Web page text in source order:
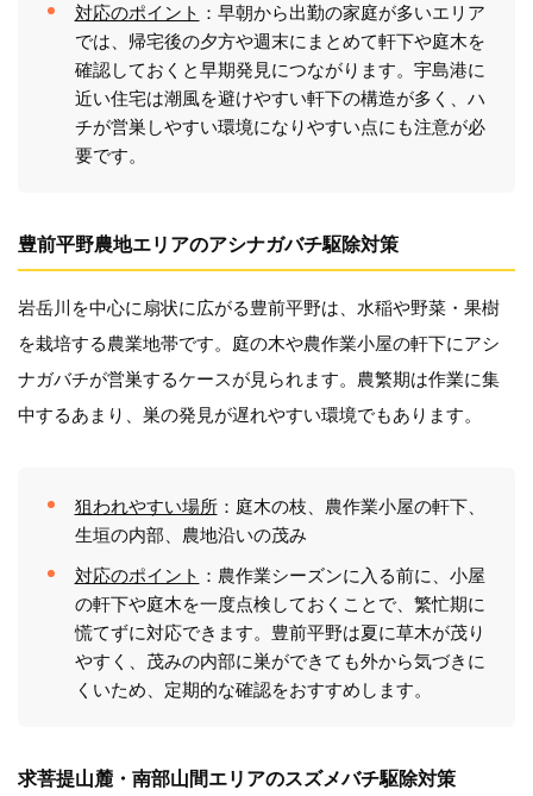
対応のポイント ：早朝から出勤の家庭が多いエリア
では、帰宅後の夕方や週末にまとめて軒下や庭木を
確認しておくと早期発見につながります。宇島港に
近い住宅は潮風を避けやすい軒下の構造が多く、ハ
チが営巣しやすい環境になりやすい点にも注意が必
要です。
豊前平野農地エリアのアシナガバチ駆除対策
岩岳川を中心に扇状に広がる豊前平野は、水稲や野菜・果樹
を栽培する農業地帯です。庭の木や農作業小屋の軒下にアシ
ナガバチが営巣するケースが見られます。農繁期は作業に集
中するあまり、巣の発見が遅れやすい環境でもあります。
狙われやすい場所：庭木の枝、農作業小屋の軒下、
生垣の内部、農地沿いの茂み
対応のポイント ：農作業シーズンに入る前に、小屋
の軒下や庭木を一度点検しておくことで、繁忙期に
慌てずに対応できます。豊前平野は夏に草木が茂り
やすく、茂みの内部に巣ができても外から気づきに
くいため、定期的な確認をおすすめします。
求菩提山麓・南部山間エリアのスズメバチ駆除対策